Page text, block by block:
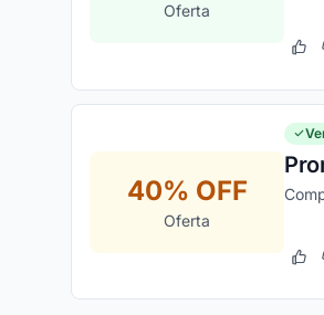
Oferta
40% OFF
Oferta